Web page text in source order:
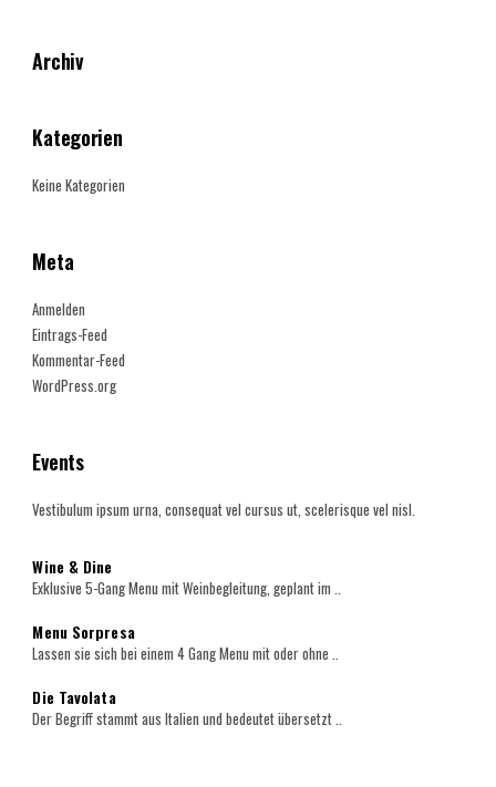
Archiv
Kategorien
Keine Kategorien
Meta
Anmelden
Eintrags-Feed
Kommentar-Feed
WordPress.org
Events
Vestibulum ipsum urna, consequat vel cursus ut, scelerisque vel nisl.
Wine & Dine
Exklusive 5-Gang Menu mit Weinbegleitung, geplant im ..
Menu Sorpresa
Lassen sie sich bei einem 4 Gang Menu mit oder ohne ..
Die Tavolata
Der Begriff stammt aus Italien und bedeutet übersetzt ..